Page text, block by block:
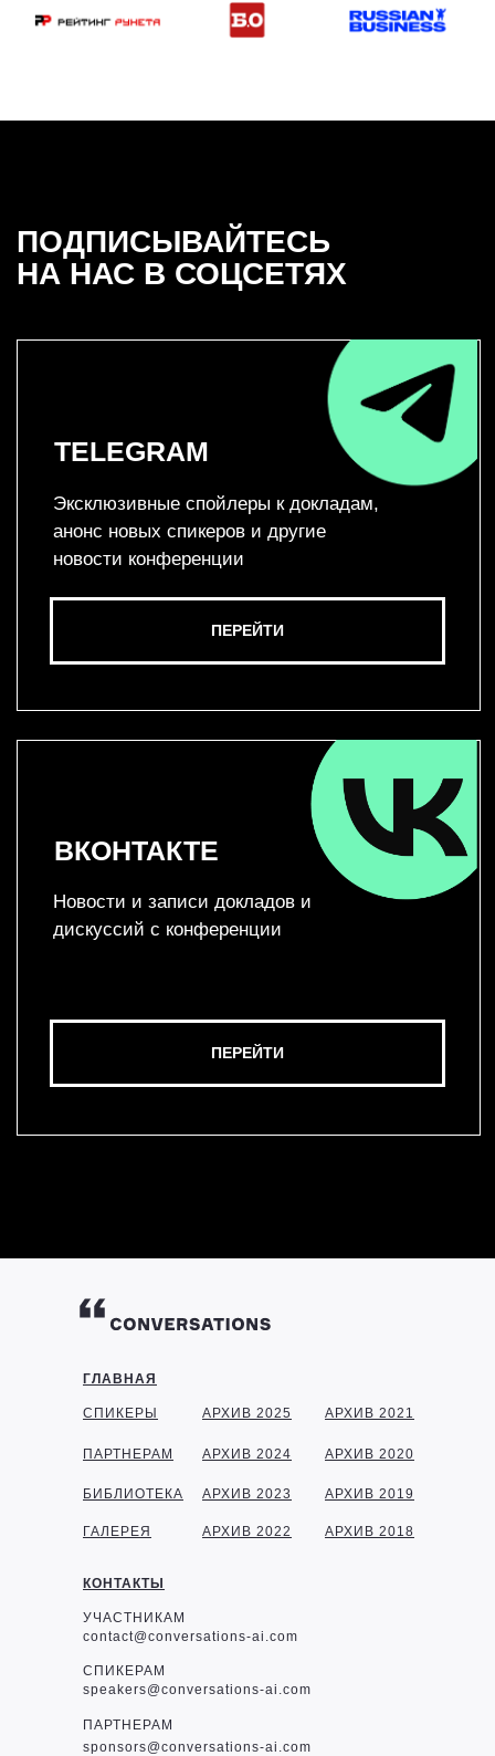
ГЛАВНАЯ
КОНТАКТЫ
СПИКЕРЫ
ПАРТНЕРАМ
БИБЛИОТЕКА
УЧАСТНИКАМ
contact@conversations-ai.com
СПИКЕРАМ
speakers@conversations-ai.com
ПАРТНЕРАМ
sponsors@conversations-ai.com
ГАЛЕРЕЯ
АРХИВ 2025
АРХИВ 2024
АРХИВ 2023
АРХИВ 2022
АРХИВ 2021
АРХИВ 2020
АРХИВ 2019
АРХИВ 2018